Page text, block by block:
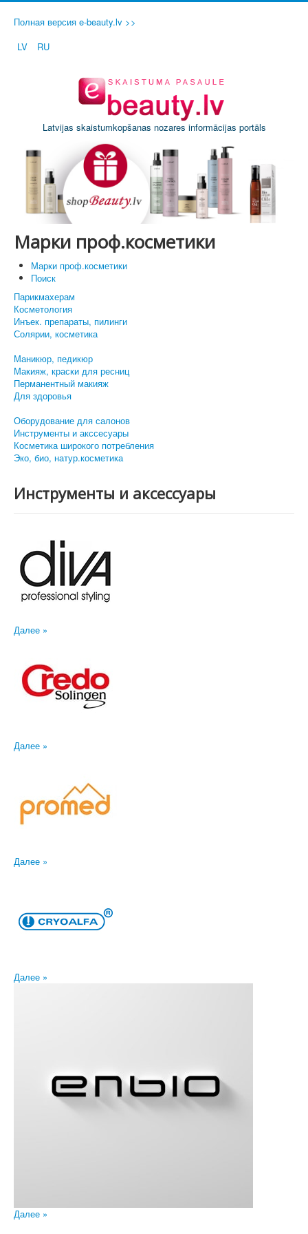
Полная версия e-beauty.lv >>
LV
RU
Latvijas skaistumkopšanas nozares informācijas portāls
Марки проф.косметики
Марки проф.косметики
Поиск
Парикмахерам
Косметология
Инъек. препараты, пилинги
Солярии, косметика
Маникюр, педикюр
Макияж, краски для ресниц
Перманентный макияж
Для здоровья
Оборудование для салонов
Инструменты и акссесуары
Косметика широкого потребления
Эко, био, натур.косметика
Инструменты и аксессуары
Далее »
Далее »
Далее »
Далее »
Далее »